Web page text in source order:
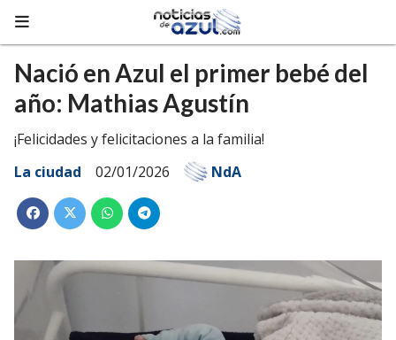
Nació en Azul el primer bebé del
año: Mathias Agustín
¡Felicidades y felicitaciones a la familia!
La ciudad
02/01/2026 NdA